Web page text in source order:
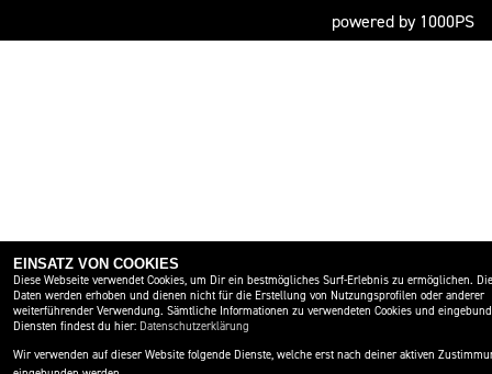
powered by 1000PS
EINSATZ VON COOKIES
Diese Webseite verwendet Cookies, um Dir ein bestmögliches Surf-Erlebnis zu ermöglichen.
Daten werden erhoben und dienen nicht für die Erstellung von Nutzungsprofilen oder anderer
weiterführender Verwendung. Sämtliche Informationen zu verwendeten Cookies und
Diensten findest du hier: Datenschutzerklärung
Wir verwenden auf dieser Website folgende Dienste, welche erst nach deiner aktiven